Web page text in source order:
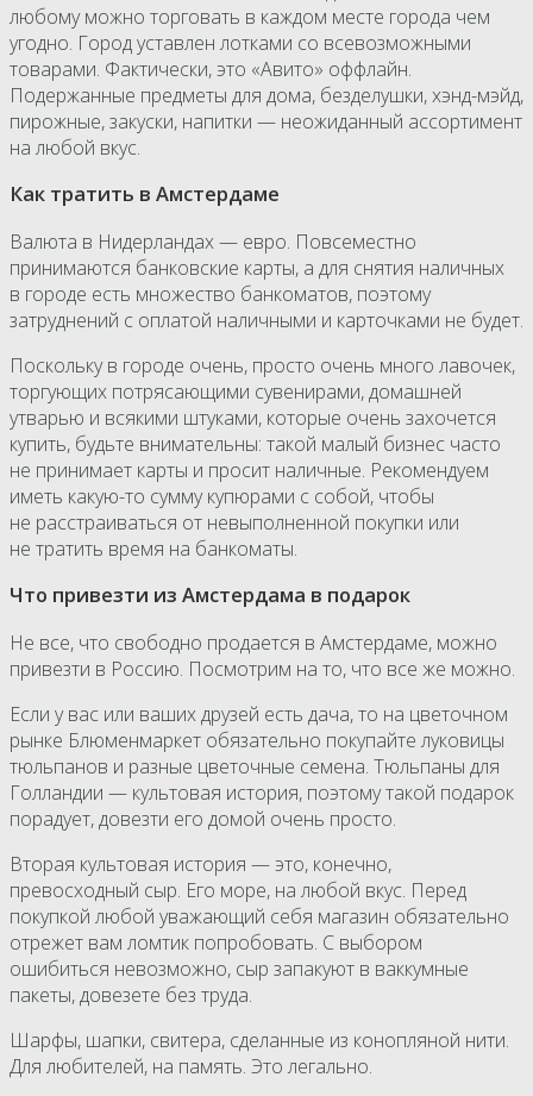
любому можно торговать в каждом месте города чем
угодно. Город уставлен лотками со всевозможными
товарами. Фактически, это «Авито» оффлайн.
Подержанные предметы для дома, безделушки, хэнд-мэйд,
пирожные, закуски, напитки — неожиданный ассортимент
на любой вкус.
Как тратить в Амстердаме
Валюта в Нидерландах — евро. Повсеместно
принимаются банковские карты, а для снятия наличных
в городе есть множество банкоматов, поэтому
затруднений с оплатой наличными и карточками не будет.
Поскольку в городе очень, просто очень много лавочек,
торгующих потрясающими сувенирами, домашней
утварью и всякими штуками, которые очень захочется
купить, будьте внимательны: такой малый бизнес часто
не принимает карты и просит наличные. Рекомендуем
иметь какую-то сумму купюрами с собой, чтобы
не расстраиваться от невыполненной покупки или
не тратить время на банкоматы.
Что привезти из Амстердама в подарок
Не все, что свободно продается в Амстердаме, можно
привезти в Россию. Посмотрим на то, что все же можно.
Если у вас или ваших друзей есть дача, то на цветочном
рынке Блюменмаркет обязательно покупайте луковицы
тюльпанов и разные цветочные семена. Тюльпаны для
Голландии — культовая история, поэтому такой подарок
порадует, довезти его домой очень просто.
Вторая культовая история — это, конечно,
превосходный сыр. Его море, на любой вкус. Перед
покупкой любой уважающий себя магазин обязательно
отрежет вам ломтик попробовать. С выбором
ошибиться невозможно, сыр запакуют в ваккумные
пакеты, довезете без труда.
Шарфы, шапки, свитера, сделанные из конопляной нити.
Для любителей, на память. Это легально.